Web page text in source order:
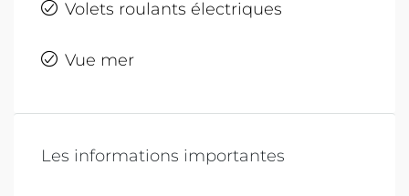
Volets roulants électriques
Vue mer
Les informations importantes